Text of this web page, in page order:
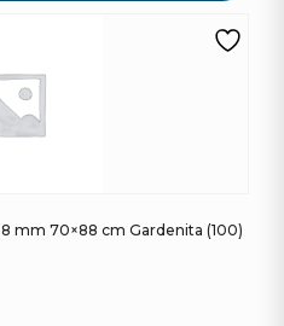
Lankas lysvei dengtas plastiku 8 mm 70×88 cm Gardenita (100)